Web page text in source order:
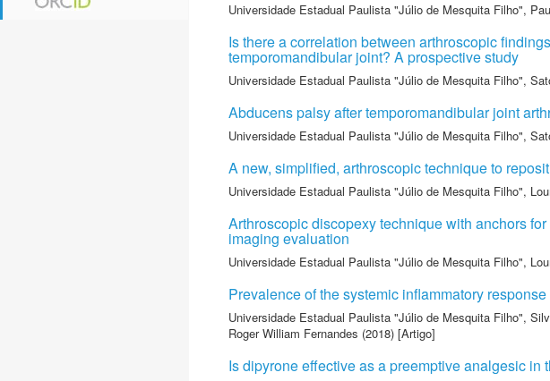
Universidade Estadual Paulista "Júlio de Mesquita Filho",
Is there a correlation between arthroscopic
temporomandibular joint? A prospective study
Universidade Estadual Paulista "Júlio de Mesquita Filho",
Abducens palsy after temporomandibular joint
Universidade Estadual Paulista "Júlio de Mesquita Filho",
A new, simplified, arthroscopic technique to
Universidade Estadual Paulista "Júlio de Mesquita Filho",
Arthroscopic discopexy technique with anchors
imaging evaluation
Universidade Estadual Paulista "Júlio de Mesquita Filho",
Prevalence of the systemic inflammatory
Universidade Estadual Paulista "Júlio de Mesquita Filho",
Roger William Fernandes (2018) [Artigo]
Is dipyrone effective as a preemptive analgesic in